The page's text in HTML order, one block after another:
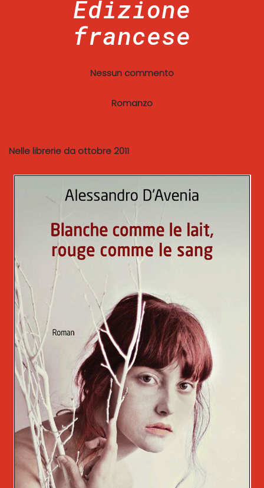
Edizione
francese
Nessun commento
Romanzo
Nelle librerie da ottobre 2011